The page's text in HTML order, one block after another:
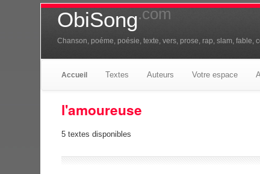
ObiSong.com
Chanson, poéme, poésie, texte, vers, prose, rap, slam, fable,
Accueil Textes Auteurs Votre espace
l'amoureuse
5 textes disponibles